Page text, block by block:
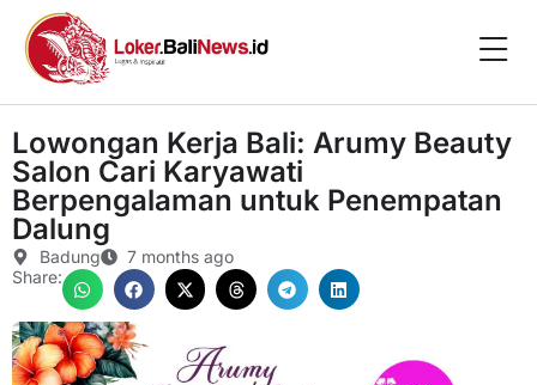
Lowongan Kerja Bali: Arumy Beauty
Salon Cari Karyawati
Berpengalaman untuk Penempatan
Dalung
Badung
7 months ago
Share: